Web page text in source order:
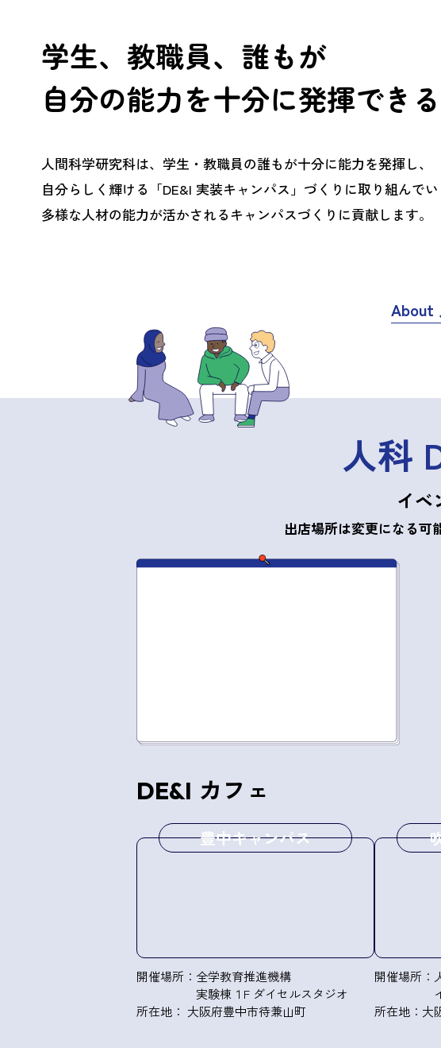
学生、教職員、誰もが
自分の能力を十分に発揮でき
人間科学研究科は、学生・教職員の誰もが十分に能力を発揮し、
自分らしく輝ける「DE&I 実装キャンパス」づくりに取り組んでい
多様な人材の能力が活かされるキャンパスづくりに貢献します。
About
人科
イベ
出店場所は変更になる可
DE&I カフェ
豊中キャンパス
開催場所：全学教育推進機構
実験棟１F ダイセルスタジオ
所在地： 大阪府豊中市待兼山町
開催場所：
所在地：大